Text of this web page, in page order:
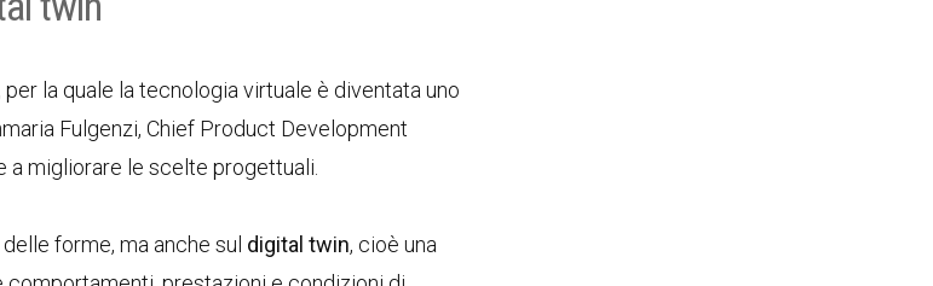
per la quale la tecnologia virtuale è diventata uno
Fulgenzi, Chief Product Development
a migliorare le scelte progettuali.
forme, ma anche sul digital twin, cioè una